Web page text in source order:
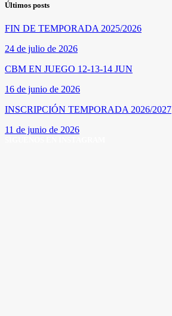
Últimos posts
FIN DE TEMPORADA 2025/2026
24 de julio de 2026
CBM EN JUEGO 12-13-14 JUN
16 de junio de 2026
INSCRIPCIÓN TEMPORADA 2026/2027
11 de junio de 2026